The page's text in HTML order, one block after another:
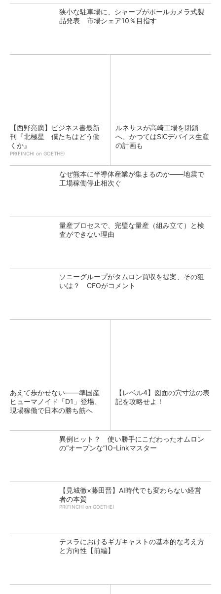
狭小な駐車場に、シャープがポールカメラ式製
品発表 市場シェア10％目指す
【西野亮廣】ビジネス書最新
刊『北極星 僕たちはどう働
くか』
PR(FINCHI on GOETHE)
ルネサスが高崎工場を閉鎖
へ、かつてはSiCデバイス生産
の計画も
なぜ熊本に半導体産業が集まるのか――地震で
工場稼働停止相次ぐ
量産プロセスで、完璧な量産（組み立て）と検
査ができない理由
ソニーグループがタムロン買収を提案、その狙
いは？ CFOがコメント
あえて歩かせない――準国産
ヒューマノイド「D1」登場、
現場稼働で日本の勝ち筋へ
【レベル4】図面の穴寸法の表
記を攻略せよ！
異例ヒット？ 使い勝手にこだわったオムロン
の“オープンな”IO-Linkマスター
【見城徹×藤田晋】AI時代でも変わらない経営
者の本質
PR(FINCHI on GOETHE)
テスラにおけるギガキャストの基本的な考え方
と方向性【前編】